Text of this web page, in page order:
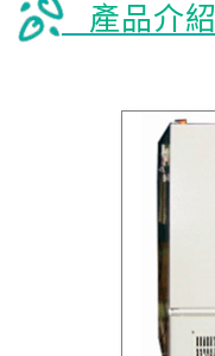
產品介紹